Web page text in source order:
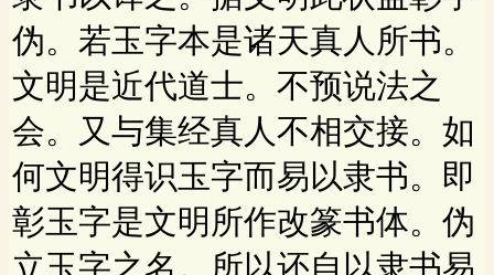
伪。若玉字本是诸天真人所书。
文明是近代道士。不预说法之
会。又与集经真人不相交接。如
何文明得识玉字而易以隶书。即
彰玉字是文明所作改篆书体。伪
立玉字之名。所以还自以隶书易